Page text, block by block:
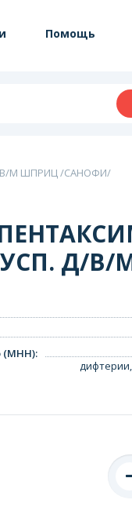
Помощь
В/М ШПРИЦ /САНОФИ/
Д/
(МНН):